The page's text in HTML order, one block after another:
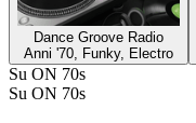
Dance Groove Radio
Anni '70, Funky, Electro
Su ON 70s
Su ON 70s